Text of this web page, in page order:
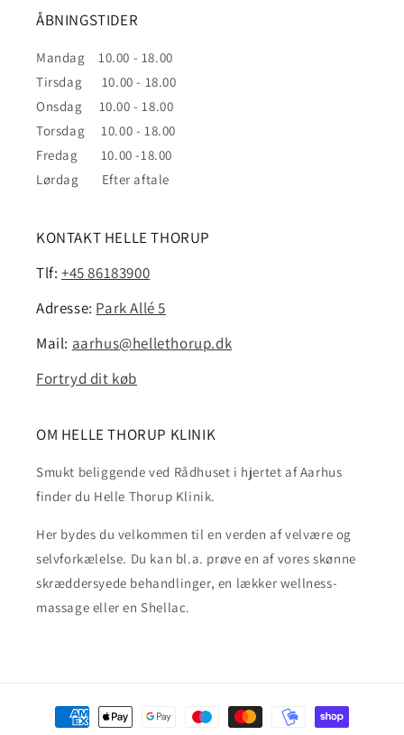
ÅBNINGSTIDER
Mandag 10.00 - 18.00
Tirsdag 10.00 - 18.00
Onsdag 10.00 - 18.00
Torsdag 10.00 - 18.00
Fredag 10.00 -18.00
Lørdag Efter aftale
KONTAKT HELLE THORUP
Tlf:+45 86183900
Adresse: Park Allé 5
Mail: aarhus@hellethorup.dk
Fortryd dit køb
OM HELLE THORUP KLINIK
Smukt beliggende ved Rådhuset i hjertet af Aarhus
finder du Helle Thorup Klinik.
Her bydes du velkommen til en verden af velvære og
selvforkælelse. Du kan bl.a. prøve en af vores skønne
skræddersyede behandlinger, en lækker wellness-
massage eller en Shellac.
Betalingsmetoder